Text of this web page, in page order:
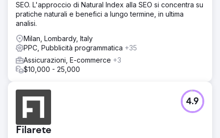
SEO. L'approccio di Natural Index alla SEO si concentra su
pratiche naturali e benefici a lungo termine, in ultima
analisi.
Milan, Lombardy, Italy
PPC, Pubblicità programmatica +35
Assicurazioni, E-commerce +3
$10,000 - 25,000
Filarete
4.9